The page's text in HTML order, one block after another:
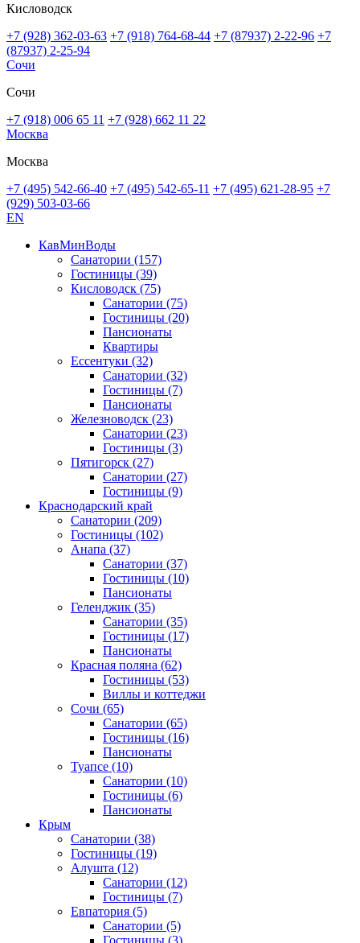
Кисловодск
+7 (928) 362-03-63 +7 (918) 764-68-44 +7 (87937) 2-22-96 +7
(87937) 2-25-94
Сочи
Сочи
+7 (918) 006 65 11 +7 (928) 662 11 22
Москва
Москва
+7 (495) 542-66-40 +7 (495) 542-65-11 +7 (495) 621-28-95 +7
(929) 503-03-66
EN
КавМинВоды
Санатории (157)
Гостиницы (39)
Кисловодск (75)
Санатории (75)
Гостиницы (20)
Пансионаты
Квартиры
Ессентуки (32)
Санатории (32)
Гостиницы (7)
Пансионаты
Железноводск (23)
Санатории (23)
Гостиницы (3)
Пятигорск (27)
Санатории (27)
Гостиницы (9)
Краснодарский край
Санатории (209)
Гостиницы (102)
Анапа (37)
Санатории (37)
Гостиницы (10)
Пансионаты
Геленджик (35)
Санатории (35)
Гостиницы (17)
Пансионаты
Красная поляна (62)
Гостиницы (53)
Виллы и коттеджи
Сочи (65)
Санатории (65)
Гостиницы (16)
Пансионаты
Туапсе (10)
Санатории (10)
Гостиницы (6)
Пансионаты
Крым
Санатории (38)
Гостиницы (19)
Алушта (12)
Санатории (12)
Гостиницы (7)
Евпатория (5)
Санатории (5)
Гостиницы (3)